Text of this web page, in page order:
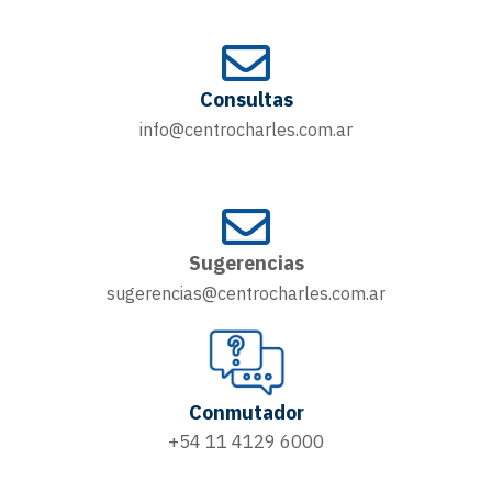
Consultas
info@centrocharles.com.ar
Sugerencias
sugerencias@centrocharles.com.ar
Conmutador
+54 11 4129 6000